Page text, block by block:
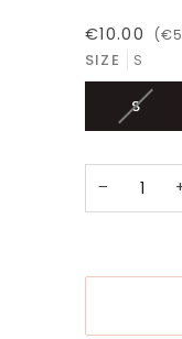
€10.00
SIZE S
S
НЕ
Е
−